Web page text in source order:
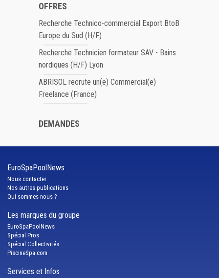
OFFRES
Recherche Technico-commercial Export BtoB
Europe du Sud (H/F)
Recherche Technicien formateur SAV - Bains
nordiques (H/F) Lyon
ABRISOL recrute un(e) Commercial(e)
Freelance (France)
DEMANDES
EuroSpaPoolNews
Nous contacter
Nos autres publications
Qui sommes nous ?
Les marques du groupe
EuroSpaPoolNews
Spécial Pros
Spécial Collectivités
PiscineSpa.com
Services et Infos